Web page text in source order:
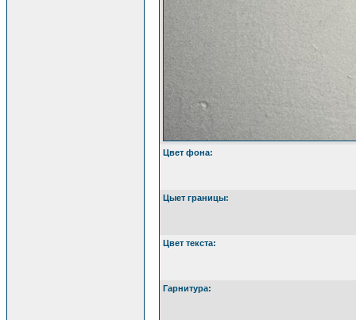
Цвет фона:
Цыет границы:
Цвет текста:
Гарнитура: